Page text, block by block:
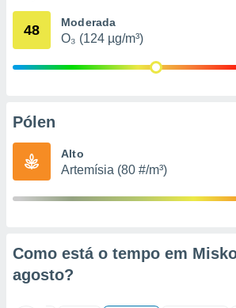
através
estudos
1199
48 Moderada
O₃ (124 µg/m³)
Pólen
Alto
Artemísia (80 #/m³)
Como está o tempo em
agosto?